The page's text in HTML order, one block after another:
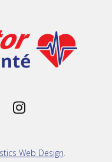
a new window)
in a newin a new
Instagram
(Opens in a
Web Design.